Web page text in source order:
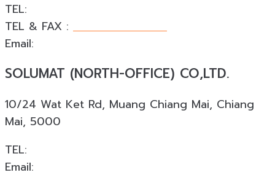
TEL:
TEL & FAX : +66 076 540 533
Email:
SOLUMAT (NORTH-OFFICE) CO,LTD.
10/24 Wat Ket Rd, Muang Chiang Mai, Chiang
Mai, 5000
TEL:
Email: